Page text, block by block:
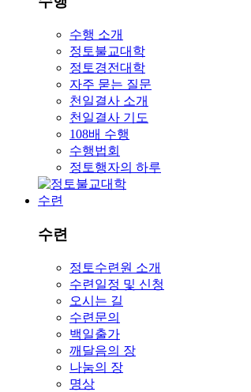
수행 소개
정토불교대학
정토경전대학
자주 묻는 질문
천일결사 소개
천일결사 기도
108배 수행
수행법회
정토행자의 하루
수련
수련
정토수련원 소개
수련일정 및 신청
오시는 길
수련문의
백일출가
깨달음의 장
나눔의 장
명상